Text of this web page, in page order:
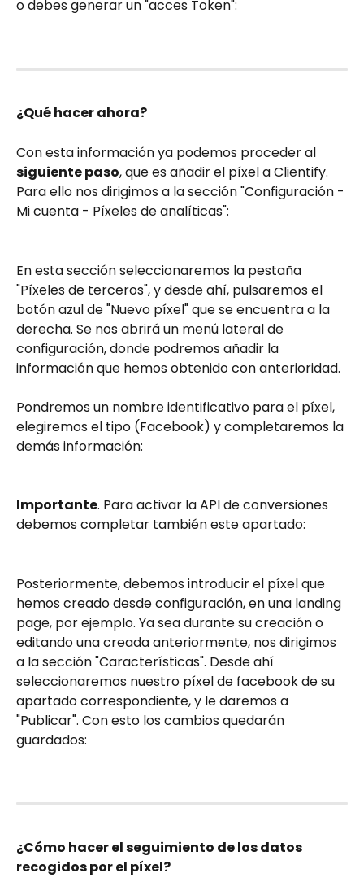
o debes generar un "acces Token":
¿Qué hacer ahora?
Con esta información ya podemos proceder al
siguiente paso, que es añadir el píxel a Clientify.
Para ello nos dirigimos a la sección "Configuración -
Mi cuenta - Píxeles de analíticas":
En esta sección seleccionaremos la pestaña
"Píxeles de terceros", y desde ahí, pulsaremos el
botón azul de "Nuevo píxel" que se encuentra a la
derecha. Se nos abrirá un menú lateral de
configuración, donde podremos añadir la
información que hemos obtenido con anterioridad.
Pondremos un nombre identificativo para el píxel,
elegiremos el tipo (Facebook) y completaremos la
demás información:
Importante. Para activar la API de conversiones
debemos completar también este apartado:
Posteriormente, debemos introducir el píxel que
hemos creado desde configuración, en una landing
page, por ejemplo. Ya sea durante su creación o
editando una creada anteriormente, nos dirigimos
a la sección "Características". Desde ahí
seleccionaremos nuestro píxel de facebook de su
apartado correspondiente, y le daremos a
"Publicar". Con esto los cambios quedarán
guardados:
¿Cómo hacer el seguimiento de los datos
recogidos por el píxel?